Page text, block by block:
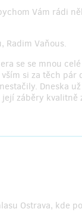
Vám rádi
Radim Vaňous.
se se mnou
si za těch pár
Dneska
záběry kvalitně
Ostrava, kde